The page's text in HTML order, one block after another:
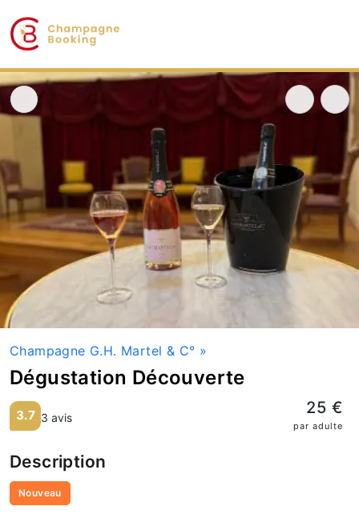
Champagne G.H. Martel & C° »
Dégustation Découverte
3.7 3 avis 25 €
par adulte
Description
Nouveau